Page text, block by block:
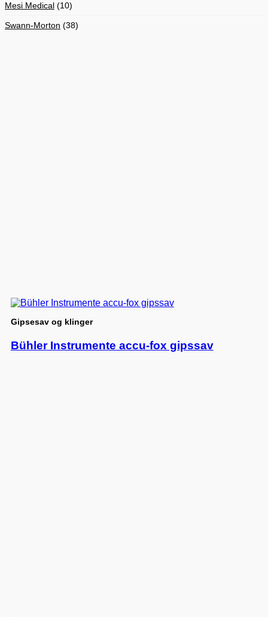
Mesi Medical (10)
Swann-Morton (38)
Gipsesav og klinger
Bühler Instrumente accu-fox gipssav